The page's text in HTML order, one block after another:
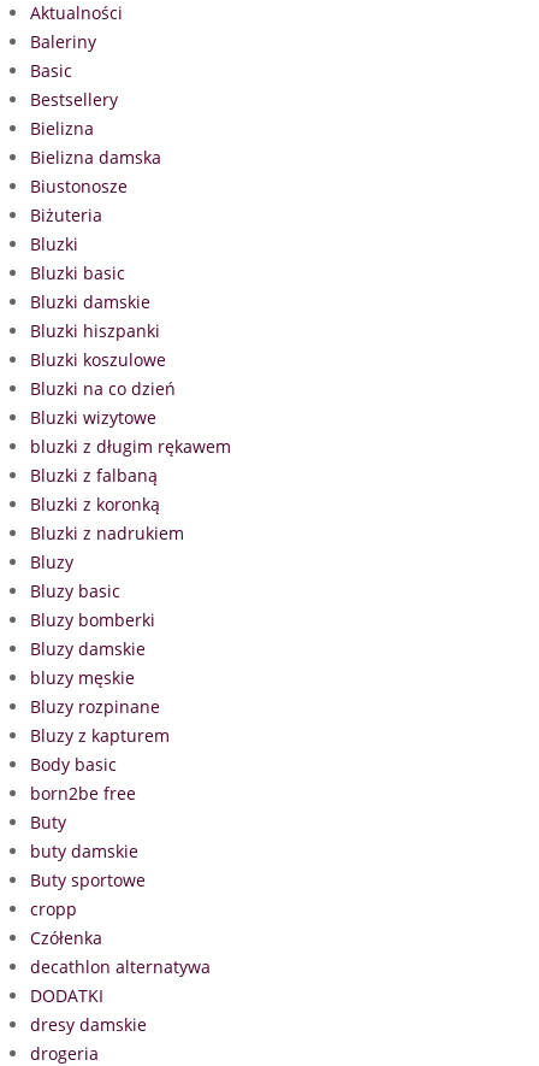
Aktualności
Baleriny
Basic
Bestsellery
Bielizna
Bielizna damska
Biustonosze
Biżuteria
Bluzki
Bluzki basic
Bluzki damskie
Bluzki hiszpanki
Bluzki koszulowe
Bluzki na co dzień
Bluzki wizytowe
bluzki z długim rękawem
Bluzki z falbaną
Bluzki z koronką
Bluzki z nadrukiem
Bluzy
Bluzy basic
Bluzy bomberki
Bluzy damskie
bluzy męskie
Bluzy rozpinane
Bluzy z kapturem
Body basic
born2be free
Buty
buty damskie
Buty sportowe
cropp
Czółenka
decathlon alternatywa
DODATKI
dresy damskie
drogeria